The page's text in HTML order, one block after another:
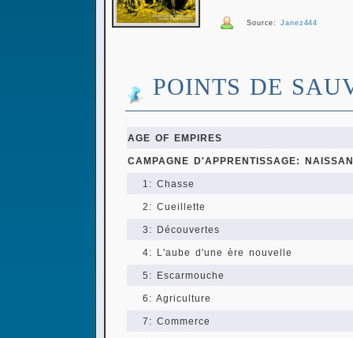
Source:Janez444
POINTS DE
AGE OF EMPIRES
CAMPAGNE D'APPRENTISSAGE:
1: Chasse
2: Cueillette
3: Découvertes
4: L'aube d'une ère nouvelle
5: Escarmouche
6: Agriculture
7: Commerce